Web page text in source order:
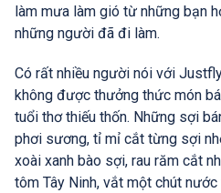
làm mưa làm gió từ những bạn
những người đã đi làm.
Có rất nhiều người nói với
không được thưởng thức món
tuổi thơ thiếu thốn. Những sợi
phơi sương, tỉ mỉ cắt từng sợi
xoài xanh bào sợi, rau răm cắt
tôm Tây Ninh, vắt một chút